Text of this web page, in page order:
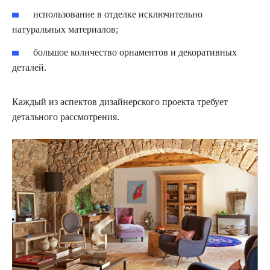
использование в отделке исключительно
натуральных материалов;
большое количество орнаментов и декоративных
деталей.
Каждый из аспектов дизайнерского проекта требует
детального рассмотрения.